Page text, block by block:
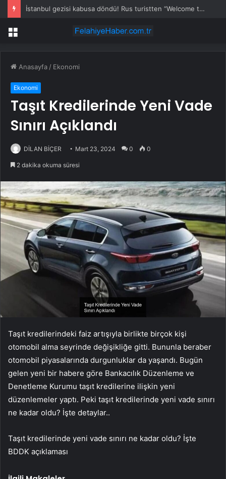
İstanbul gezisi kabusa döndü! Rus turistten “Welcome to Türkiye” göndermesi
Menü
Anasayfa / Ekonomi
Ekonomi
Taşıt Kredilerinde Yeni Vade
Sınırı Açıklandı
DİLAN BİÇER Mart 23, 2024 0 0
2 dakika okuma süresi
Taşıt kredilerindeki faiz artışıyla birlikte birçok kişi
otomobil alma seyrinde değişikliğe gitti. Bununla beraber
otomobil piyasalarında durgunluklar da yaşandı. Bugün
gelen yeni bir habere göre Bankacılık Düzenleme ve
Denetleme Kurumu taşıt kredilerine ilişkin yeni
düzenlemeler yaptı. Peki taşıt kredilerinde yeni vade sınırı
ne kadar oldu? İşte detaylar..
Taşıt kredilerinde yeni vade sınırı ne kadar oldu? İşte
BDDK açıklaması